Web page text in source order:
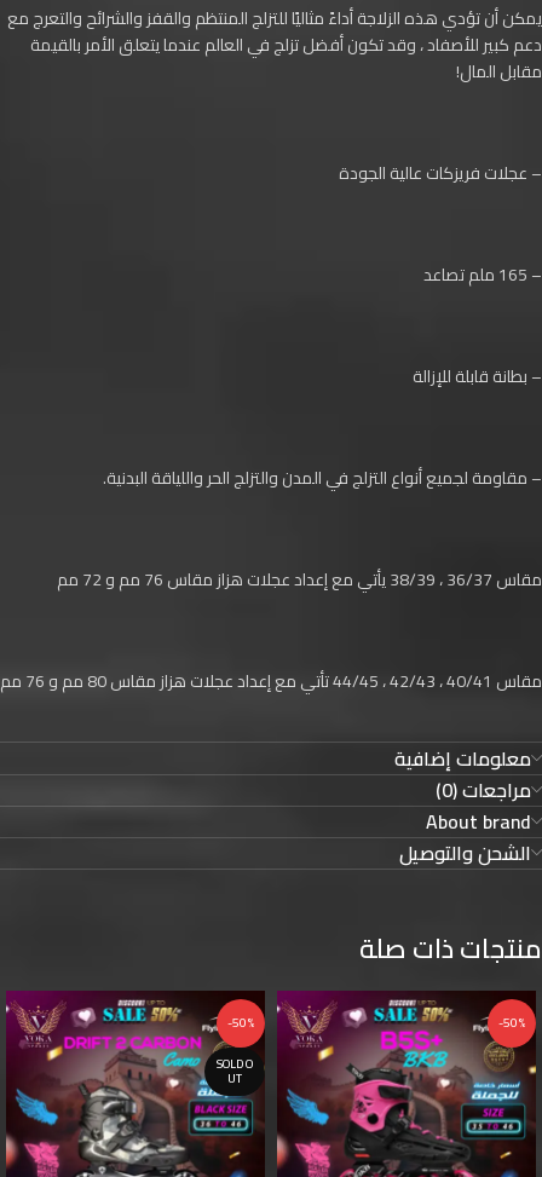
يمكن أن تؤدي هذه الزلاجة أداءً مثاليًا للتزلج المنتظم والقفز والشرائح والتعرج مع
دعم كبير للأصفاد ، وقد تكون أفضل تزلج في العالم عندما يتعلق الأمر بالقيمة
مقابل المال!
– عجلات فريزكات عالية الجودة
– 165 ملم تصاعد
– بطانة قابلة للإزالة
– مقاومة لجميع أنواع التزلج في المدن والتزلج الحر واللياقة البدنية.
مقاس 36/37 ، 38/39 يأتي مع إعداد عجلات هزاز مقاس 76 مم و 72 مم
مقاس 40/41 ، 42/43 ، 44/45 تأتي مع إعداد عجلات هزاز مقاس 80 مم و 76 مم
معلومات إضافية
مراجعات (0)
About brand
الشحن والتوصيل
منتجات ذات صلة
-50%
-50%
SOLD O
UT